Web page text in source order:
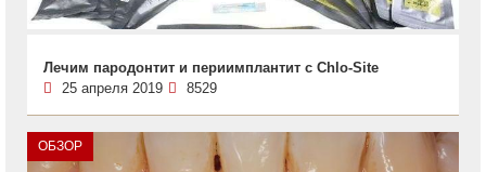
Лечим пародонтит и периимплантит с Chlo-Site
25 апреля 2019
8529
ОБЗОР